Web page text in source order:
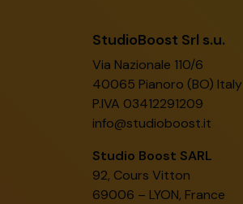
StudioBoost Srl s.u.
Via Nazionale 110/6
40065 Pianoro (BO) Italy
P.IVA 03412291209
info@studioboost.it
Studio Boost SARL
92, Cours Vitton
69006 – LYON, France